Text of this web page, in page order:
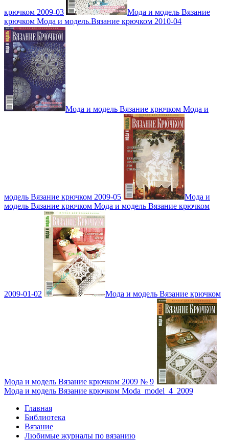
крючком 2009-03
Мода и модель Вязание
крючком Мода и модель.Вязание крючком 2010-04
Мода и модель Вязание крючком Мода и
модель Вязание крючком 2009-05
Мода и
модель Вязание крючком Мода и модель Вязание крючком
2009-01-02 Мода и модель Вязание крючком
Мода и модель Вязание крючком 2009 № 9
Мода и модель Вязание крючком Moda_model_4_2009
Главная
Библиотека
Вязание
Любимые журналы по вязанию